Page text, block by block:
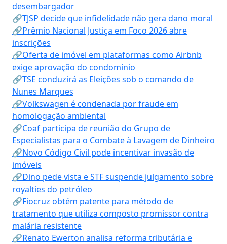
desembargador
🔗TJSP decide que infidelidade não gera dano moral
🔗Prêmio Nacional Justiça em Foco 2026 abre
inscrições
🔗Oferta de imóvel em plataformas como Airbnb
exige aprovação do condomínio
🔗TSE conduzirá as Eleições sob o comando de
Nunes Marques
🔗Volkswagen é condenada por fraude em
homologação ambiental
🔗Coaf participa de reunião do Grupo de
Especialistas para o Combate à Lavagem de Dinheiro
🔗Novo Código Civil pode incentivar invasão de
imóveis
🔗Dino pede vista e STF suspende julgamento sobre
royalties do petróleo
🔗Fiocruz obtém patente para método de
tratamento que utiliza composto promissor contra
malária resistente
🔗Renato Ewerton analisa reforma tributária e